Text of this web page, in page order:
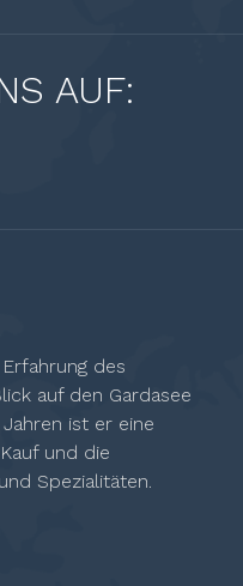
AUF:
des
auf den Gardasee
ist er eine
und die
Spezialitäten.